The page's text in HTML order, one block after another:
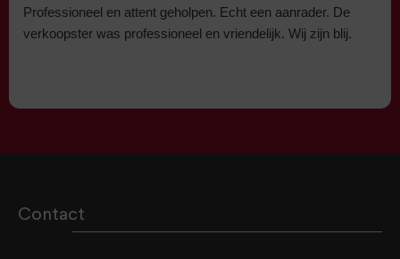
Professioneel en attent geholpen. Echt een aanrader. De
verkoopster was professioneel en vriendelijk. Wij zijn blij.
Contact